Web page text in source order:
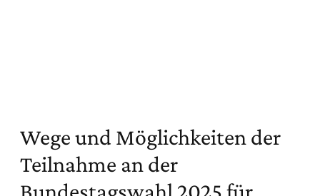
Wege und Möglichkeiten der
Teilnahme an der